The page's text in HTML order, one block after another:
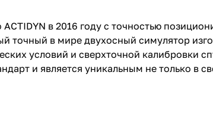
в 2016 году с точностью
точный в мире двухосный симулятор
условий и сверхточной калибровки
и является уникальным не только в